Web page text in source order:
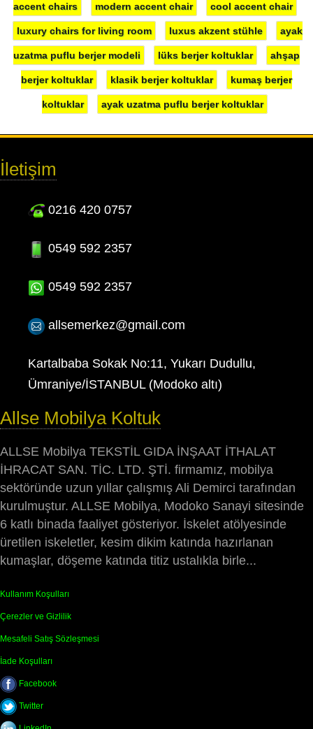
accent chairs modern accent chair cool accent chair
luxury chairs for living room luxus akzent stühle ayak
uzatma puflu berjer modeli lüks berjer koltuklar ahşap
berjer koltuklar klasik berjer koltuklar kumaş berjer
koltuklar ayak uzatma puflu berjer koltuklar
İletişim
0216 420 0757
0549 592 2357
0549 592 2357
allsemerkez@gmail.com
Kartalbaba Sokak No:11, Yukarı Dudullu,
Ümraniye/İSTANBUL (Modoko altı)
Allse Mobilya Koltuk
ALLSE Mobilya TEKSTİL GIDA İNŞAAT İTHALAT
İHRACAT SAN. TİC. LTD. ŞTİ. firmamız, mobilya
sektöründe uzun yıllar çalışmış Ali Demirci tarafından
kurulmuştur. ALLSE Mobilya, Modoko Sanayi sitesinde
6 katlı binada faaliyet gösteriyor. İskelet atölyesinde
üretilen iskeletler, kesim dikim katında hazırlanan
kumaşlar, döşeme katında titiz ustalıkla birle...
Kullanım Koşulları
Çerezler ve Gizlilik
Mesafeli Satış Sözleşmesi
İade Koşulları
Facebook
Twitter